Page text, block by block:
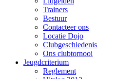
Trainers
Bestuur
Contacteer ons
Locatie Dojo
Clubgeschiedenis
Ons clubtornooi
Jeugdcriterium
Reglement